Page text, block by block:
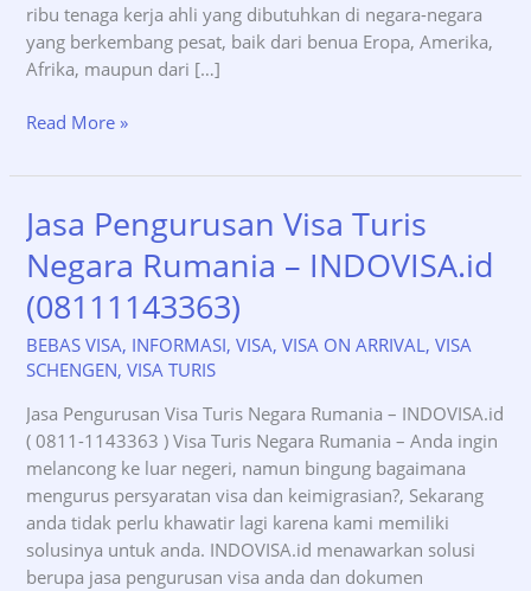
ribu tenaga kerja ahli yang dibutuhkan di negara-negara
yang berkembang pesat, baik dari benua Eropa, Amerika,
Afrika, maupun dari […]
Syarat
Kerja
INDOVISA.id
(0811-
114-
3363)
Read More »
Jasa Pengurusan Visa Turis
Negara Rumania – INDOVISA.id
(08111143363)
BEBAS VISA, INFORMASI,VISA,VISA ON ARRIVAL,VISA
SCHENGEN,VISA TURIS
Jasa Pengurusan Visa Turis Negara Rumania – INDOVISA.id
( 0811-1143363 ) Visa Turis Negara Rumania – Anda ingin
melancong ke luar negeri, namun bingung bagaimana
mengurus persyaratan visa dan keimigrasian?, Sekarang
anda tidak perlu khawatir lagi karena kami memiliki
solusinya untuk anda. INDOVISA.id menawarkan solusi
berupa jasa pengurusan visa anda dan dokumen